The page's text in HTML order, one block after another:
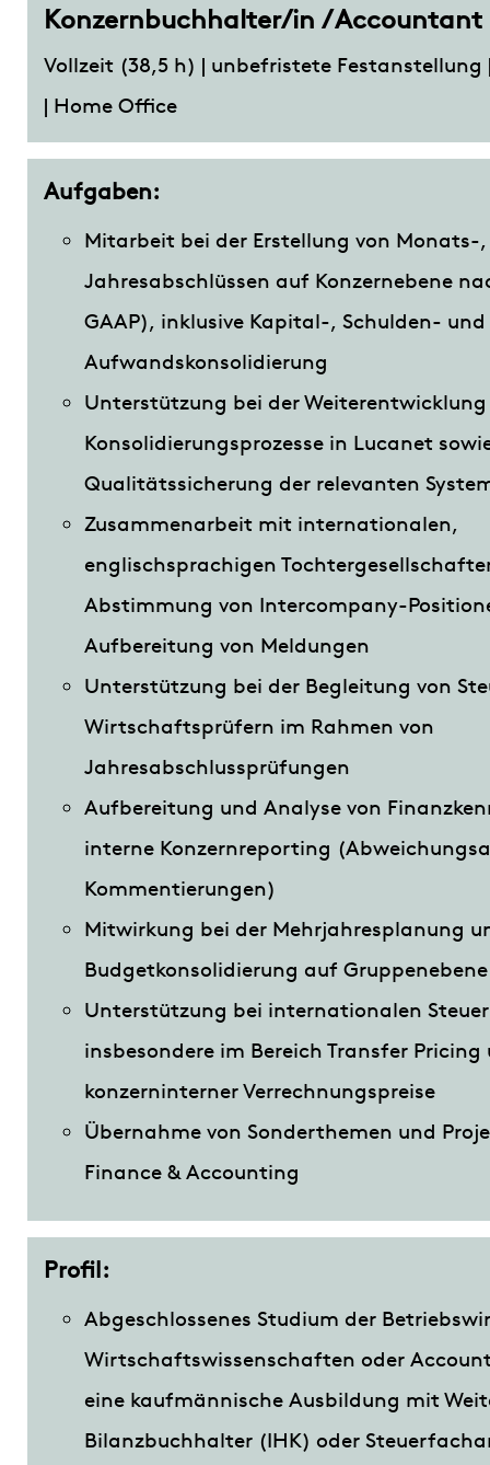
Konzernbuchhalter/in /
Vollzeit (38,5 h) | unbefristete Festanstellung
| Home Office
Aufgaben:
Mitarbeit bei der Erstellung von
Jahresabschlüssen auf Konzernebene
GAAP), inklusive Kapital-, Schulden- und
Aufwandskonsolidierung
Unterstützung bei der
Konsolidierungsprozesse in Lucanet
Qualitätssicherung der relevanten
Zusammenarbeit mit internationalen,
englischsprachigen
Abstimmung von Intercompany-
Aufbereitung von Meldungen
Unterstützung bei der Begleitung von
Wirtschaftsprüfern im Rahmen von
Jahresabschlussprüfungen
Aufbereitung und Analyse von
interne Konzernreporting
Kommentierungen)
Mitwirkung bei der Mehrjahresplanung
Budgetkonsolidierung auf Gruppenebene
Unterstützung bei internationalen
insbesondere im Bereich Transfer Pricing
konzerninterner Verrechnungspreise
Übernahme von Sonderthemen und
Finance & Accounting
Profil:
Abgeschlossenes Studium der
Wirtschaftswissenschaften oder
eine kaufmännische Ausbildung mit
Bilanzbuchhalter (IHK) oder